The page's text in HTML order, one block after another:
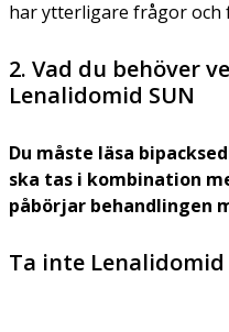
har ytterligare frågor och
2. Vad du behöver
Lenalidomid SUN
Du måste läsa
ska tas i kombination
påbörjar behandlingen
Ta inte Lenalidomid